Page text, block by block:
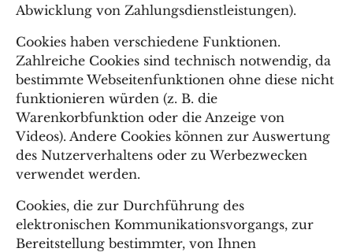
Abwicklung von Zahlungsdienstleistungen).
Cookies haben verschiedene Funktionen.
Zahlreiche Cookies sind technisch notwendig, da
bestimmte Webseitenfunktionen ohne diese nicht
funktionieren würden (z. B. die
Warenkorbfunktion oder die Anzeige von
Videos). Andere Cookies können zur Auswertung
des Nutzerverhaltens oder zu Werbezwecken
verwendet werden.
Cookies, die zur Durchführung des
elektronischen Kommunikationsvorgangs, zur
Bereitstellung bestimmter, von Ihnen